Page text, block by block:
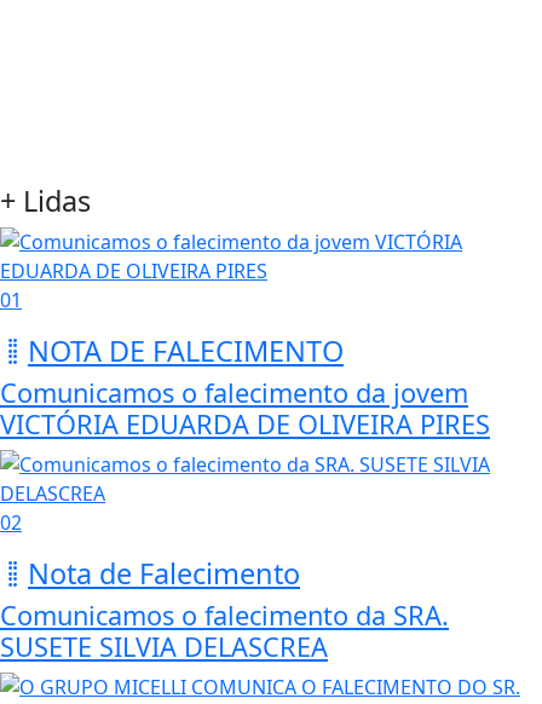
+ Lidas
01
NOTA DE FALECIMENTO
Comunicamos o falecimento da jovem
VICTÓRIA EDUARDA DE OLIVEIRA PIRES
02
Nota de Falecimento
Comunicamos o falecimento da SRA.
SUSETE SILVIA DELASCREA